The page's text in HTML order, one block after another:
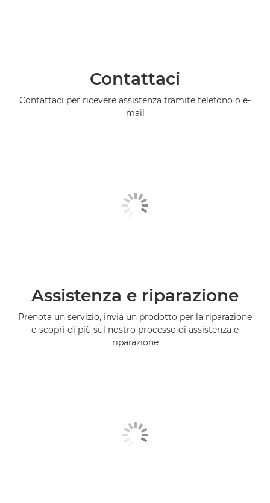
Contattaci
Contattaci per ricevere assistenza tramite telefono o e-
mail
Assistenza e riparazione
Prenota un servizio, invia un prodotto per la riparazione
o scopri di più sul nostro processo di assistenza e
riparazione